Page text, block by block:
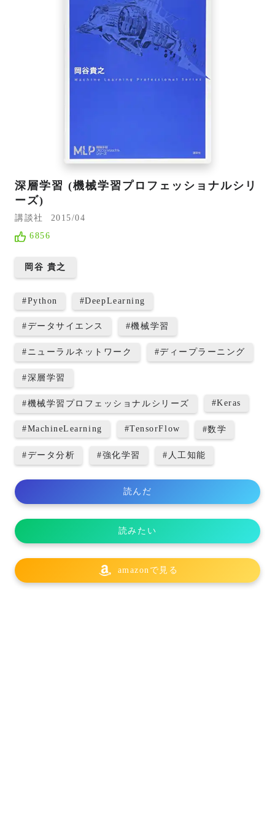
深層学習 (機械学習プロフェッショナルシリ
ーズ)
講談社
2015/04
6856
岡谷 貴之
#Python #DeepLearning
#データサイエンス #機械学習
# ニューラルネットワーク #ディープラーニング
#深層学習
#機械学習プロフェッショナルシリーズ #Keras
#MachineLearning #TensorFlow #数学
#データ分析 #強化学習 # 人工知能
読んだ
読みたい
amazonで見る